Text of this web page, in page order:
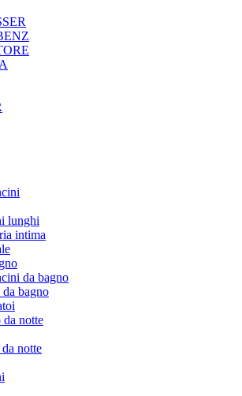
lunghi
intima
da bagno
bagno
notte
notte